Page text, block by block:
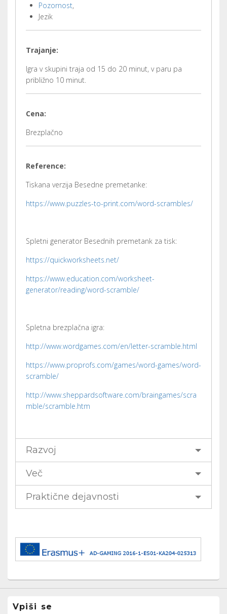
Pozornost,
Jezik
Trajanje:
Igra v skupini traja od 15 do 20 minut, v paru pa
približno 10 minut.
Cena:
Brezplačno
Reference:
Tiskana verzija Besedne premetanke:
https://www.puzzles-to-print.com/word-scrambles/
Spletni generator Besednih premetank za tisk:
https://quickworksheets.net/
https://www.education.com/worksheet-
generator/reading/word-scramble/
Spletna brezplačna igra:
http://www.wordgames.com/en/letter-scramble.html
https://www.proprofs.com/games/word-games/word-
scramble/
http://www.sheppardsoftware.com/braingames/scra
mble/scramble.htm
Razvoj
Več
Praktične dejavnosti
Vpiši se